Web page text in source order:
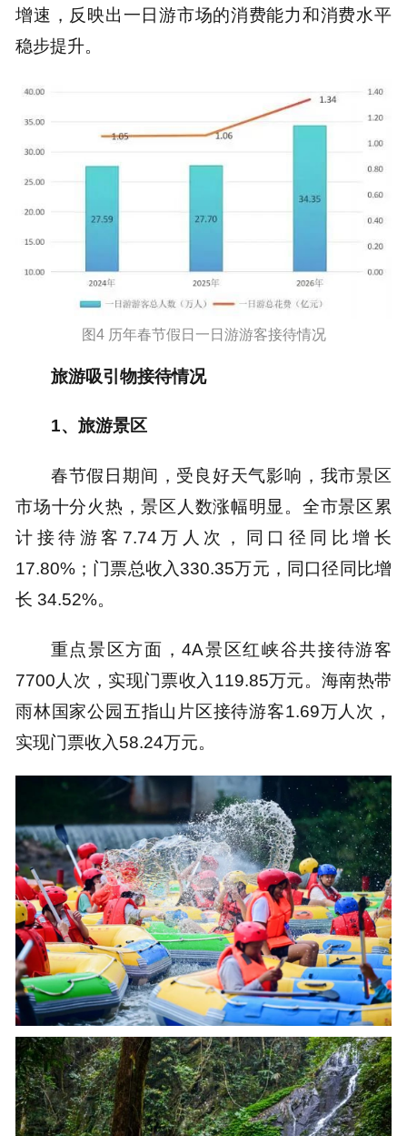
增速，反映出一日游市场的消费能力和消费水平
稳步提升。
图4 历年春节假日一日游游客接待情况
旅游吸引物接待情况
1、旅游景区
春节假日期间，受良好天气影响，我市景区
市场十分火热，景区人数涨幅明显。全市景区累
计接待游客7.74万人次，同口径同比增长
17.80%；门票总收入330.35万元，同口径同比增
长 34.52%。
重点景区方面，4A景区红峡谷共接待游客
7700人次，实现门票收入119.85万元。海南热带
雨林国家公园五指山片区接待游客1.69万人次，
实现门票收入58.24万元。